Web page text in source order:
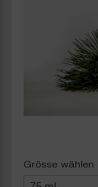
Grösse wählen